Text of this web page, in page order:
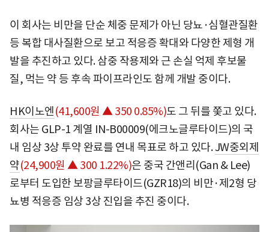
이 회사는 비만을 단순 체중 문제가 아닌 당뇨·심혈관질환
등 복합 대사질환으로 보고 적응증 확대와 다양한 제형 개
발을 추진하고 있다. 삼중 작용제와 근 손실 억제 후보물
질, 먹는 약 등 후속 파이프라인도 함께 개발 중이다.
HK이노엔(41,600원 ▲ 350 0.85%)도 그 뒤를 쫓고 있다.
회사는 GLP-1 계열 IN-B00009(에크노글루타이드)의 국
내 임상 3상 투약 완료를 연내 목표로 하고 있다.JW중외제
약(24,900원 ▲ 300 1.22%)은 중국 간앤리(Gan & Lee)
로부터 도입한 보팡글루타이드(GZR18)의 비만·제2형 당
뇨병 적응증 임상 3상 진입을 추진 중이다.